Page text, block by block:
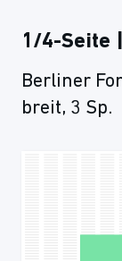
1/4-Seite
Berliner
breit, 3 Sp.